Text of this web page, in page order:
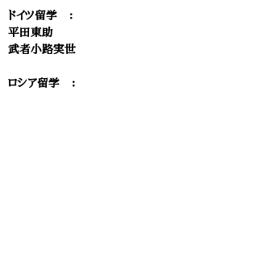
ドイツ留学 ：
平田東助
武者小路実世
ロシア留学 ：